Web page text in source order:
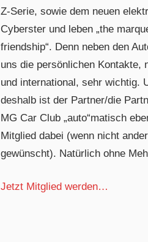
Z-Serie, sowie dem neuen
Cyberster und leben „the
friendship“. Denn neben den
uns die persönlichen Kontakte,
und international, sehr wichtig.
deshalb ist der Partner/die
MG Car Club „auto“matisch
Mitglied dabei (wenn nicht
gewünscht). Natürlich ohne
Jetzt Mitglied werden…